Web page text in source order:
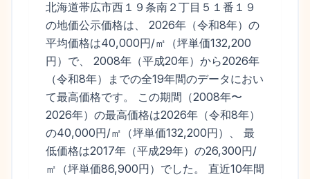
北海道帯広市西１９条南２丁目５１番１９
の地価公示価格は、 2026年（令和8年）の
平均価格は40,000円/㎡（坪単価132,200
円）で、 2008年（平成20年）から2026年
（令和8年）までの全19年間のデータにおい
て最高価格です。 この期間（2008年〜
2026年）の最高価格は2026年（令和8年）
の40,000円/㎡（坪単価132,200円）、 最
低価格は2017年（平成29年）の26,300円/
㎡（坪単価86,900円）でした。 直近10年間